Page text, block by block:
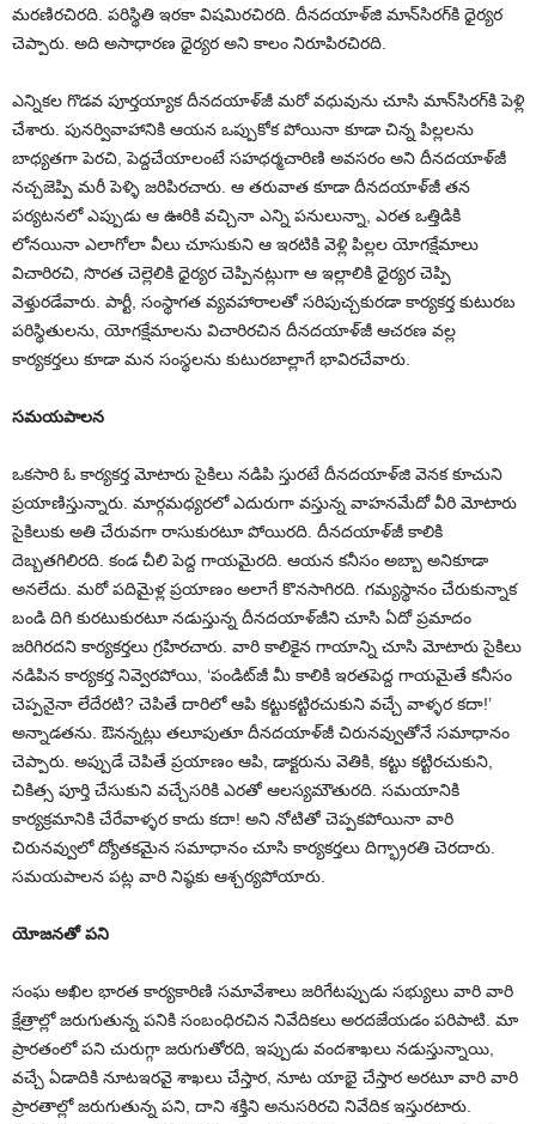
మరణిరచిరది. పరిస్థితి ఇరకా విషమిరచిరది. దీనదయాళ్‌జి మాన్‌సిరగ్‌కి ధైర్యర
చెప్పారు. అది అసాధారణ ధైర్యర అని కాలం నిరూపిరచిరది.
ఎన్నికల గొడవ పూర్తయ్యాక దీనదయాళ్‌జీ మరో వధువును చూసి మాన్‌సిరగ్‌కి పెళ్లి
చేశారు. పునర్వివాహానికి ఆయన ఒప్పుకోక పోయినా కూడా చిన్న పిల్లలను
బాధ్యతగా పెరచి, పెద్దచేయాలంటే సహధర్మచారిణి అవసరం అని దీనదయాళ్‌జీ
నచ్చజెప్పి మరీ పెళ్ళి జరిపిరచారు. ఆ తరువాత కూడా దీనదయాళ్‌జీ తన
పర్యటనలో ఎప్పుడు ఆ ఊరికి వచ్చినా ఎన్ని పనులున్నా, ఎరత ఒత్తిడికి
లోనయినా ఎలాగోలా వీలు చూసుకుని ఆ ఇరటికి వెళ్లి పిల్లల యోగక్షేమాలు
విచారిరచి, సొరత చెల్లెలికి ధైర్యర చెప్పినట్లుగా ఆ ఇల్లాలికి ధైర్యర చెప్పి
వెళ్తురడేవారు. పార్టీ, సంస్థాగత వ్యవహారాలతో సరిపుచ్చకురడా కార్యకర్త కుటురబ
పరిస్థితులను, యోగక్షేమాలను విచారిరచిన దీనదయాళ్‌జీ ఆచరణ వల్ల
కార్యకర్తలు కూడా మన సంస్థలను కుటురబాల్లాగే భావిరచేవారు.
సమయపాలన
ఒకసారి ఓ కార్యకర్త మోటారు సైకిలు నడిపి స్తురటే దీనదయాళ్‌జి వెనక కూచుని
ప్రయాణిస్తున్నారు. మార్గమధ్యరలో ఎదురుగా వస్తున్న వాహనమేదో వీరి మోటారు
సైకిలుకు అతి చేరువగా రాసుకురటూ పోయిరది. దీనదయాళ్‌జీ కాలికి
దెబ్బతగిలిరది. కండ చీలి పెద్ద గాయమైరది. ఆయన కనీసం అబ్బా అనికూడా
అనలేదు. మరో పదిమైళ్ల ప్రయాణం అలాగే కొనసాగిరది. గమ్యస్థానం చేరుకున్నాక
బండి దిగి కురటుకురటూ నడుస్తున్న దీనదయాళ్‌జీని చూసి ఏదో ప్రమాదం
జరిగిరదని కార్యకర్తలు గ్రహిరచారు. వారి కాలికైన గాయాన్ని చూసి మోటారు సైకిలు
నడిపిన కార్యకర్త నివ్వెరపోయి, ‘పండిట్‌జీ మీ కాలికి ఇరతపెద్ద గాయమైతే కనీసం
చెప్పనైనా లేదేరటి? చెపితే దారిలో ఆపి కట్టుకట్టిరచుకుని వచ్చే వాళ్ళర కదా!’
అన్నాడతను. ఔనన్నట్లు తలూపుతూ దీనదయాళ్‌జీ చిరునవ్వుతోనే సమాధానం
చెప్పారు. అప్పుడే చెపితే ప్రయాణం ఆపి, డాక్టరును వెతికి, కట్టు కట్టిరచుకుని,
చికిత్స పూర్తి చేసుకుని వచ్చేసరికి ఎరతో ఆలస్యమౌతురది. సమయానికి
కార్యక్రమానికి చేరేవాళ్ళర కాదు కదా! అని నోటితో చెప్పకపోయినా వారి
చిరునవ్వులో ద్యోతకమైన సమాధానం చూసి కార్యకర్తలు దిగ్భ్రారతి చెరదారు.
సమయపాలన పట్ల వారి నిష్ఠకు ఆశ్చర్యపోయారు.
యోజనతో పని
సంఘ అఖిల భారత కార్యకారిణి సమావేశాలు జరిగేటప్పుడు సభ్యులు వారి వారి
క్షేత్రాల్లో జరుగుతున్న పనికి సంబంధిరచిన నివేదికలు అరదజేయడం పరిపాటి. మా
ప్రారతంలో పని చురుగ్గా జరుగుతోరది, ఇప్పుడు వందశాఖలు నడుస్తున్నాయి,
వచ్చే ఏడాదికి నూటఇరవై శాఖలు చేస్తార, నూట యాభై చేస్తార అరటూ వారి వారి
ప్రారతాల్లో జరుగుతున్న పని, దాని శక్తిని అనుసరిరచి నివేదిక ఇస్తురటారు.